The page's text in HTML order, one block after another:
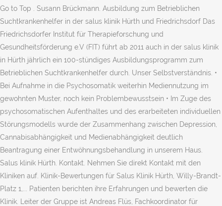
Go to Top . Susann Brückmann. Ausbildung zum Betrieblichen
Suchtkrankenhelfer in der salus klinik Hürth und Friedrichsdorf Das
Friedrichsdorfer Institut für Therapieforschung und
Gesundheitsförderung e.V (FIT) führt ab 2011 auch in der salus klinik
in Hürth jährlich ein 100-stündiges Ausbildungsprogramm zum
Betrieblichen Suchtkrankenhelfer durch. Unser Selbstverständnis. •
Bei Aufnahme in die Psychosomatik weiterhin Mediennutzung im
gewohnten Muster, noch kein Problembewusstsein • Im Zuge des
psychosomatischen Aufenthaltes und des erarbeiteten individuellen
Störungsmodells wurde der Zusammenhang zwischen Depression,
Cannabisabhängigkeit und Medienabhängigkeit deutlich
Beantragung einer Entwöhnungsbehandlung in unserem Haus.
Salus klinik Hürth. Kontakt. Nehmen Sie direkt Kontakt mit den
Kliniken auf. Klinik-Bewertungen für Salus Klinik Hürth, Willy-Brandt-
Platz 1,... Patienten berichten ihre Erfahrungen und bewerten die
Klinik. Leiter der Gruppe ist Andreas Flüs, Fachkoordinator für